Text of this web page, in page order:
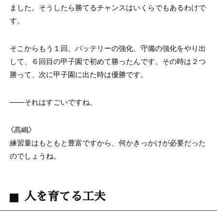
ました。そうしたら勝てるチャンスはいくらでもあるわけで
す。
そこからもう１回、バッテリーの強化、守備の強化をやり出
して、６回目の甲子園で初めて勝ったんです。その時は２つ
勝って、次に甲子園に出た時は優勝です。
――それはすごいですね。
〈髙嶋〉
練習量はもともと豊富ですから、何かきっかけが必要だった
のでしょうね。
人を育てる工夫